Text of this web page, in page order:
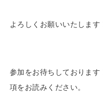
よろしくお願いいたします
参加をお待ちしておりま
項をお読みください。